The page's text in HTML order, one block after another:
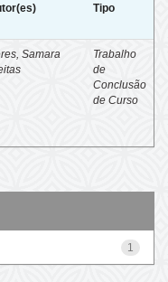
Tipo
Samara
Trabalho
de
Conclusão
de Curso
1